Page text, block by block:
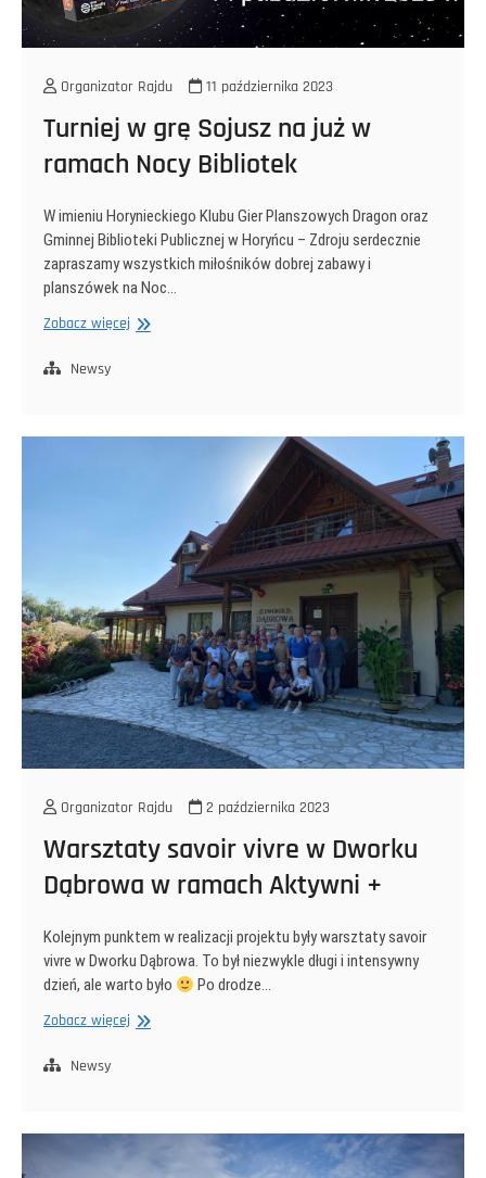
Organizator Rajdu 11 października 2023
Turniej w grę Sojusz na już w
ramach Nocy Bibliotek
W imieniu Horynieckiego Klubu Gier Planszowych Dragon oraz
Gminnej Biblioteki Publicznej w Horyńcu – Zdroju serdecznie
zapraszamy wszystkich miłośników dobrej zabawy i
planszówek na Noc…
Zobacz więcej Turniej
już
Newsy
Organizator Rajdu 2 października 2023
Warsztaty savoir vivre w Dworku
Dąbrowa w ramach Aktywni +
Kolejnym punktem w realizacji projektu były warsztaty savoir
vivre w Dworku Dąbrowa. To był niezwykle długi i intensywny
dzień, ale warto było
Po drodze…
Zobacz więcej Warsztaty
Dąbrowa
w
Newsy